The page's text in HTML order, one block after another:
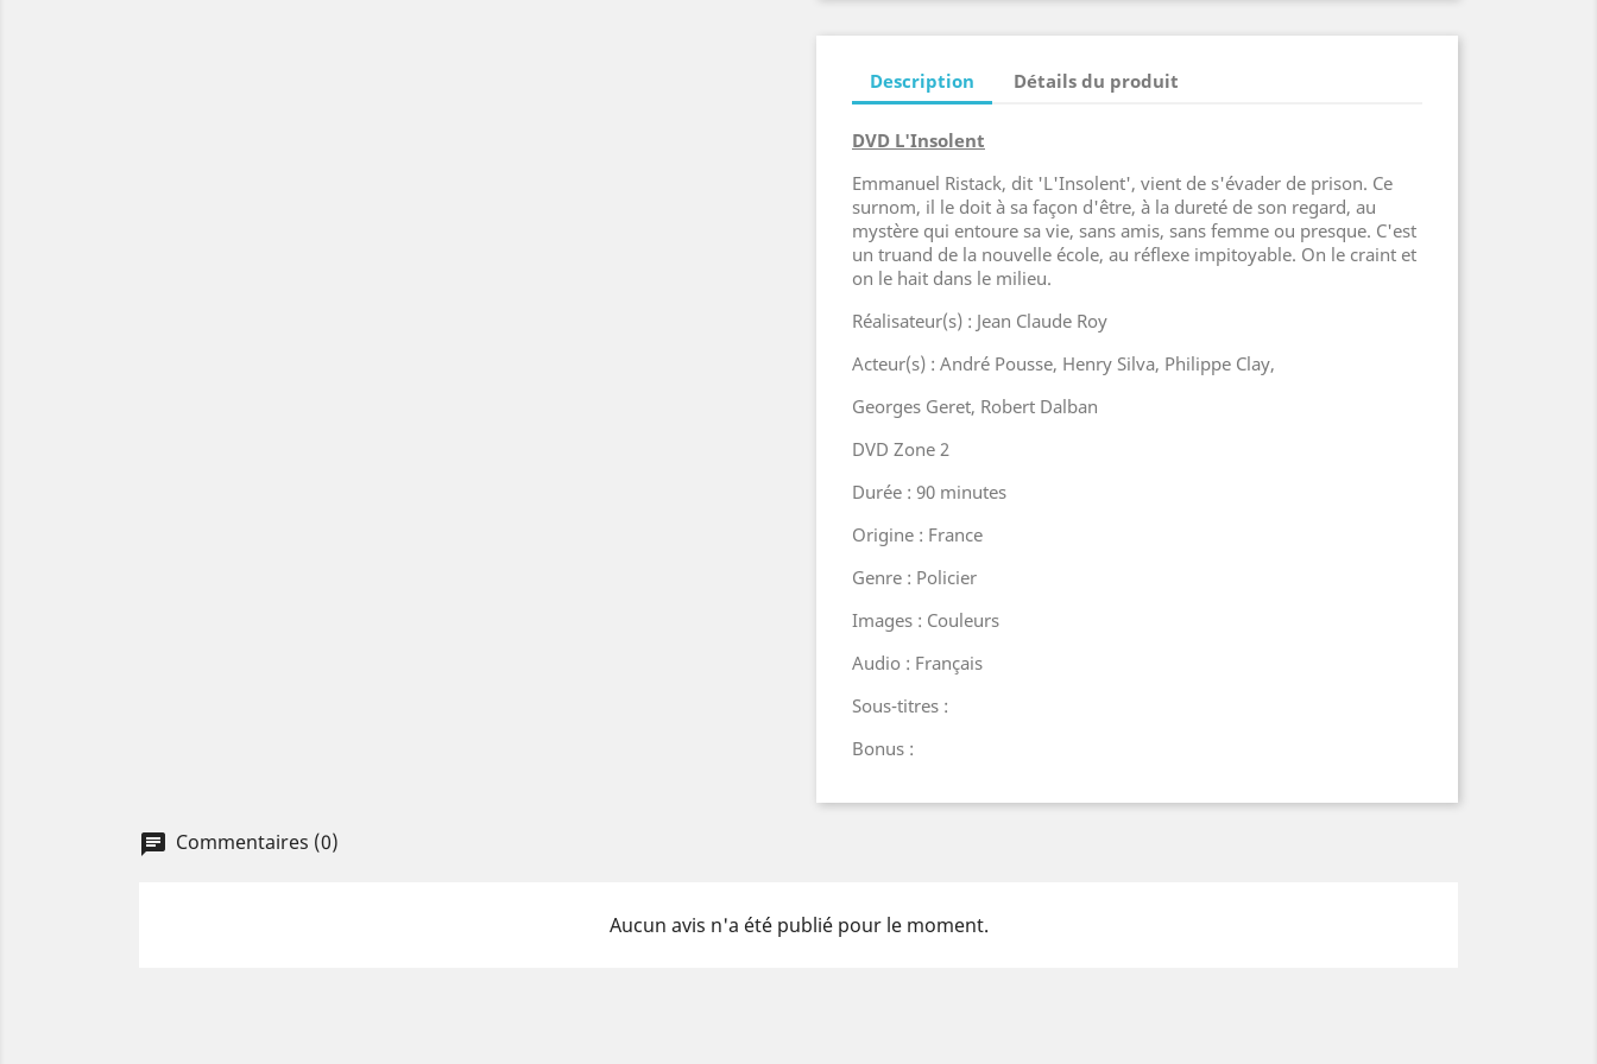
Description Détails du produit
DVD L'Insolent
Emmanuel Ristack, dit 'L'Insolent', vient de s'évader de prison. Ce
surnom, il le doit à sa façon d'être, à la dureté de son regard, au
mystère qui entoure sa vie, sans amis, sans femme ou presque. C'est
un truand de la nouvelle école, au réflexe impitoyable. On le craint et
on le hait dans le milieu.
Réalisateur(s) : Jean Claude Roy
Acteur(s) : André Pousse, Henry Silva, Philippe Clay,
Georges Geret, Robert Dalban
DVD Zone 2
Durée : 90 minutes
Origine : France
Genre : Policier
Images : Couleurs
Audio : Français
Sous-titres :
Bonus :
Commentaires (0)
Aucun avis n'a été publié pour le moment.